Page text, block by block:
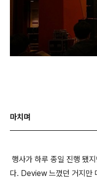
마치며
행사가 하루 종일 진행 됐
다. Deview 느꼈던 거지만